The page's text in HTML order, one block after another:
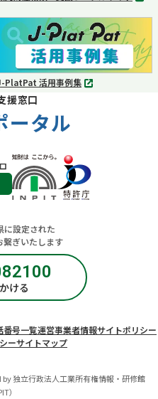
別
タ
開
く
PlatPat 活用事例集
別
援窓口
ータル
に設定された
繋ぎいたします
ける
番号一覧運営事業者情報サイトポリシー
ーサイトマップ
独立行政法人工業所有権情報・研修館
）